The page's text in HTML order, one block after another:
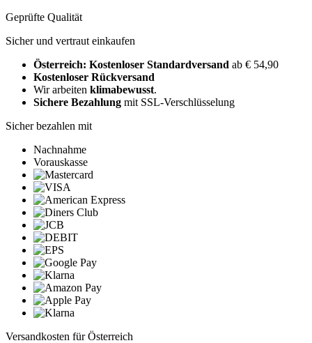
Geprüfte Qualität
Sicher und vertraut einkaufen
Österreich: Kostenloser Standardversand ab € 54,90
Kostenloser Rückversand
Wir arbeiten klimabewusst.
Sichere Bezahlung mit SSL-Verschlüsselung
Sicher bezahlen mit
Nachnahme
Vorauskasse
Versandkosten für Österreich